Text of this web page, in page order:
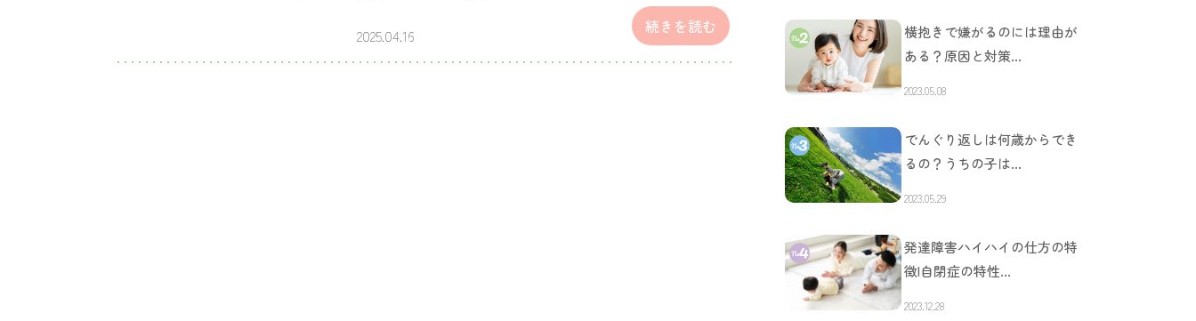
2025.04.16 続きを読む
横抱きで嫌がるのには理由が
ある？原因と対策…
2023.05.08
でんぐり返しは何歳からでき
るの？うちの子は…
2023.05.29
発達障害ハイハイの仕方の特
徴|自閉症の特性…
2023.12.28